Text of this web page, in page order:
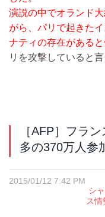
演説の中でオランド
がら、パリで起きた
ナティの存在があると
リを攻撃していると言
［AFP］フラ
多の370万人
2015/01/12 7:42 PM
シ
ス情